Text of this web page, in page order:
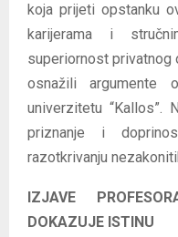
koja prijeti opstanku
karijerama i
superiornost privatnog
osnažili argumente
univerzitetu “Kallos”.
priznanje i
razotkrivanju
IZJAVE
DOKAZUJE ISTINU